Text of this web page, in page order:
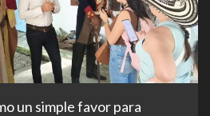
un simple favor para